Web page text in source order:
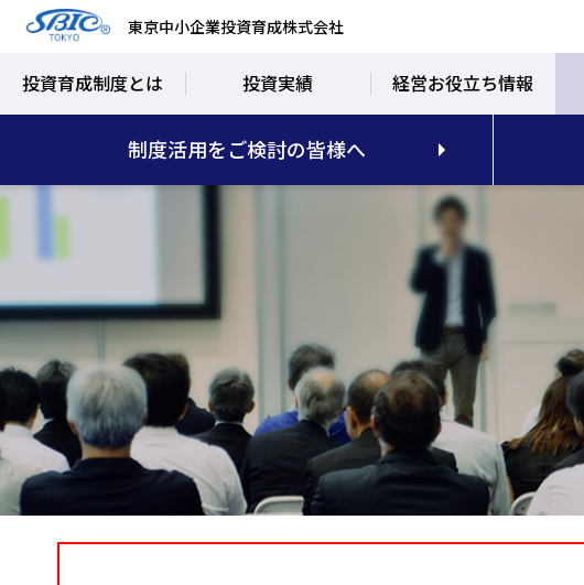
東京中小企業投資育成株式会社
投資育成制度とは 投資実績 経営お役立ち情報
制度活用をご検討の皆様へ